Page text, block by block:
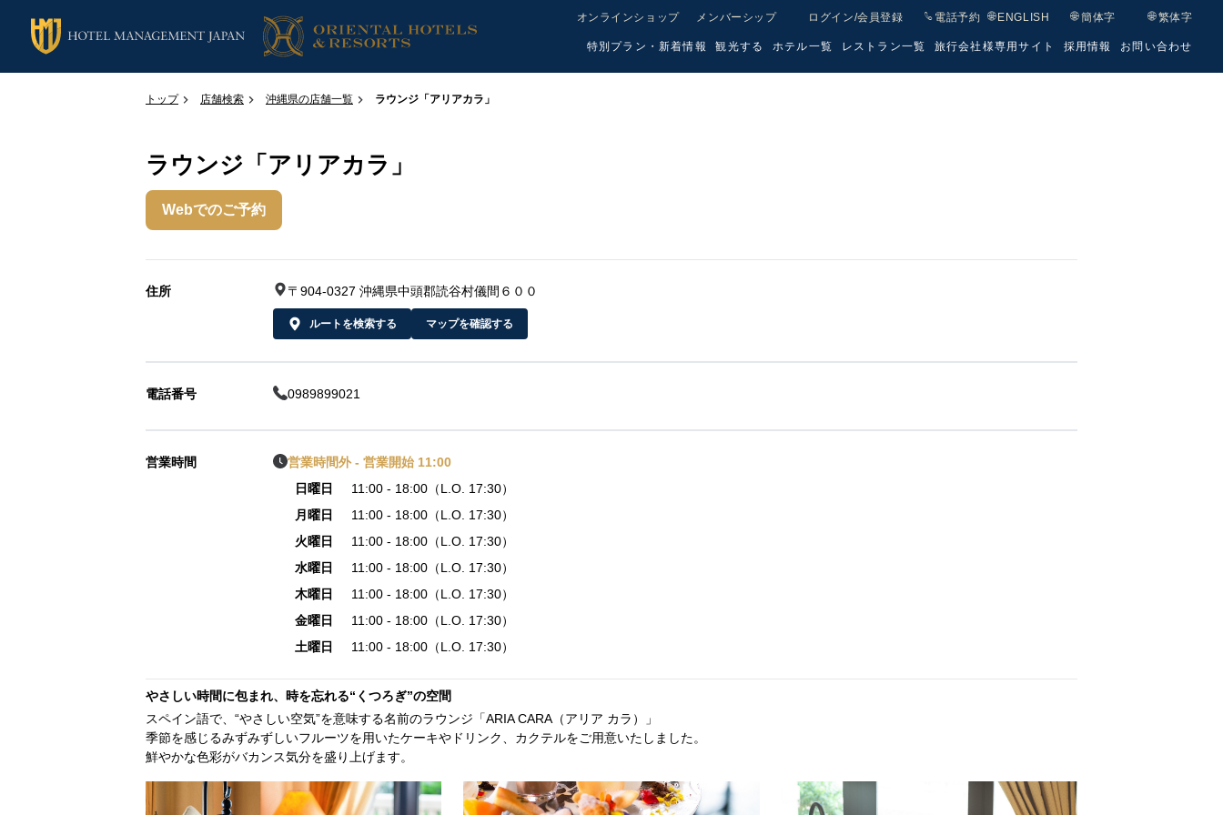
オンラインショップ メンバーシップ ログイン/会員登録 電話予約 ENGLISH 簡体字 繁体字
特別プラン・新着情報 観光する ホテル一覧 レストラン一覧 旅行会社様専用サイト 採用情報 お問い合わせ
トップ 店舗検索 沖縄県の店舗一覧 ラウンジ「アリアカラ」
ラウンジ「アリアカラ」
Webでのご予約
住所 〒904-0327 沖縄県中頭郡読谷村儀間６００
ルートを検索する マップを確認する
電話番号 0989899021
営業時間
営業時間外 - 営業開始 11:00
日曜日
11:00 - 18:00（L.O. 17:30）
月曜日
11:00 - 18:00（L.O. 17:30）
火曜日
11:00 - 18:00（L.O. 17:30）
水曜日
11:00 - 18:00（L.O. 17:30）
木曜日
11:00 - 18:00（L.O. 17:30）
金曜日
11:00 - 18:00（L.O. 17:30）
土曜日
11:00 - 18:00（L.O. 17:30）
やさしい時間に包まれ、時を忘れる“くつろぎ”の空間
スペイン語で、“やさしい空気”を意味する名前のラウンジ「ARIA CARA（アリア カラ）」
季節を感じるみずみずしいフルーツを用いたケーキやドリンク、カクテルをご用意いたしました。
鮮やかな色彩がバカンス気分を盛り上げます。